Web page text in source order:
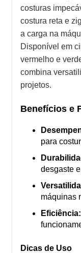
costuras
costura reta e
a carga na
Disponível em
vermelho e
combina
projetos.
Benefícios e
para
desgaste
máquinas
Eficiência:
Dicas de Uso